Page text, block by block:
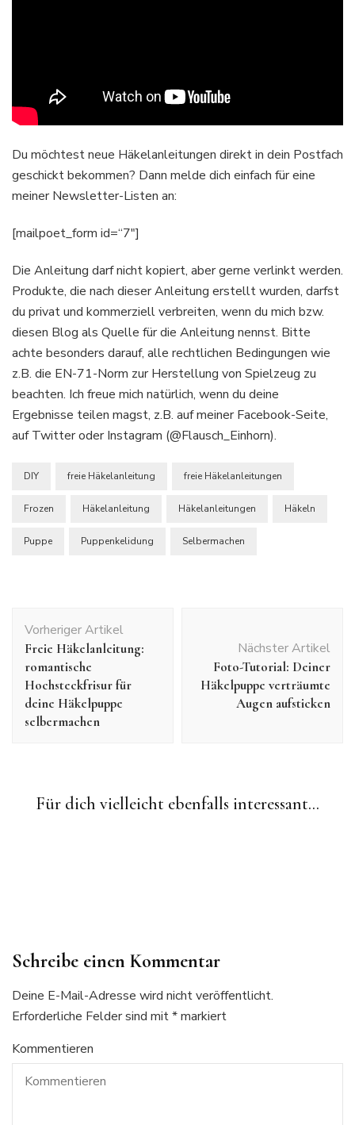
Du möchtest neue Häkelanleitungen direkt in dein Postfach
geschickt bekommen? Dann melde dich einfach für eine
meiner Newsletter-Listen an:
[mailpoet_form id=“7″]
Die Anleitung darf nicht kopiert, aber gerne verlinkt werden.
Produkte, die nach dieser Anleitung erstellt wurden, darfst
du privat und kommerziell verbreiten, wenn du mich bzw.
diesen Blog als Quelle für die Anleitung nennst. Bitte
achte besonders darauf, alle rechtlichen Bedingungen wie
z.B. die EN-71-Norm zur Herstellung von Spielzeug zu
beachten. Ich freue mich natürlich, wenn du deine
Ergebnisse teilen magst, z.B. auf meiner Facebook-Seite,
auf Twitter oder Instagram (@Flausch_Einhorn).
DIY freie Häkelanleitung freie Häkelanleitungen
Frozen Häkelanleitung Häkelanleitungen Häkeln
Puppe Puppenkelidung Selbermachen
Vorheriger Artikel
Freie Häkelanleitung:
romantische
Hochsteckfrisur für
deine Häkelpuppe
selbermachen
Nächster Artikel
Foto-Tutorial: Deiner
Häkelpuppe verträumte
Augen aufsticken
Für dich vielleicht ebenfalls interessant...
Eine Weihnachtskrippe häkeln Schritt 12: Der Schäfer (der
flauschige Adventskalender)
Freie Häkelanleitungen weihnachtliche Häkelmuster
Schreibe einen Kommentar
Deine E-Mail-Adresse wird nicht veröffentlicht.
Erforderliche Felder sind mit*markiert
Kommentieren